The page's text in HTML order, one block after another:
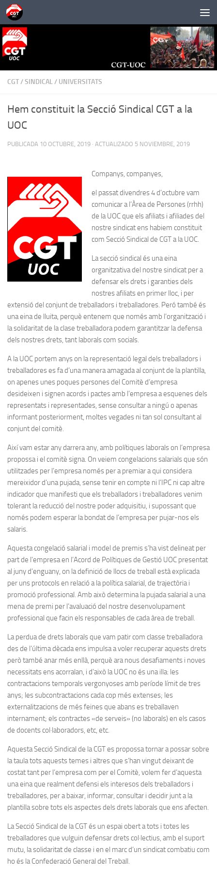
Saltar al contenido
CGT/SINDICAL/ UNIVERSITATS
Hem constituit la Secció Sindical CGT a la
UOC
PUBLICADA 10 OCTUBRE, 2019 · ACTUALIZADO 5 NOVIEMBRE, 2019
Companys, companyes,
el passat divendres 4 d’octubre vam
comunicar a l’Àrea de Persones (rrhh)
de la UOC que els afiliats i afiliades del
nostre sindicat ens habiem constituit
com Secció Sindical de CGT a la UOC.
La secció sindical és una eina
organitzativa del nostre sindicat per a
defensar els drets i garanties dels
nostres afiliats en primer lloc, i per
extensió del conjunt de treballadors i treballadores. Peró també és
una eina de lluita, perquè entenem que només amb l’organització i
la solidaritat de la clase treballadora podem garantitzar la defensa
dels nostres drets, tant laborals com socials.
A la UOC portem anys on la representació legal dels treballadors i
treballadores es fa d’una manera amagada al conjunt de la plantilla,
on apenes unes poques persones del Comitè d’empresa
desideixen i signen acords i pactes amb l’empresa a esquenes dels
representats i representades, sense consultar a ningú o apenas
informant posteriorment, moltes vegades ni tan sol consultant al
conjunt del comitè.
Així vam estar any darrera any, amb polítiques laborals on l’empresa
propossa i el comitè signa. On veiem congelacions salarials que són
utilitzades per l’empresa només per a premiar a qui considera
mereixidor d’una pujada, sense tenir en compte ni l’IPC ni cap altre
indicador que manifesti que els treballadors i treballadores venim
tolerant la reducció del nostre poder adquisitiu, i supossant que
només podem esperar la bondat de l’empresa per pujar-nos els
salaris.
Aquesta congelació salarial i model de premis s’ha vist delineat per
part de l’empresa en l’Acord de Polítiques de Gestió UOC presentat
al juny d’enguany, on la definició de llocs de treball està explicada
per uns protocols en relació a la política salarial, de trajectòria i
promoció professional. Amb això determina la pujada salarial a una
mena de premi per l’avaluació del nostre desenvolupament
professional que facin els responsables de cada àrea de treball.
La perdua de drets laborals que vam patir com classe treballadora
des de l’última dècada ens impulsa a voler recuperar aquests drets
però també anar més enllà, perquè ara nous desafiaments i noves
necessitats ens acorralan, i d’això la UOC no és una illa: les
contractacions temporals vergonyoses amb període límit de tres
anys; les subcontractacions cada cop més extenses; les
externalitzacions de més feines que abans es treballaven
internament; els contractes «de serveis» (no laborals) en els casos
de docents col·laboradors, etc, etc.
Aquesta Secció Sindical de la CGT es propossa tornar a possar sobre
la taula tots aquests temes i altres que s’han vingut deixant de
costat tant per l’empresa com per el Comitè, volem fer d’aquesta
una eina que realment defensi els interesos dels treballadors i
treballadores, per a baixar, informar, consultar i decidir junt a la
plantilla sobre tots els aspectes dels drets laborals que ens afecten.
La Secció Sindical de la CGT és un espai obert a tots i totes les
treballadores que vulguin defensar drets col·lectius, amb el suport
mutu, la solidaritat de classe i en el marc d’un sindicat combatiu com
ho és la Confederació General del Treball.